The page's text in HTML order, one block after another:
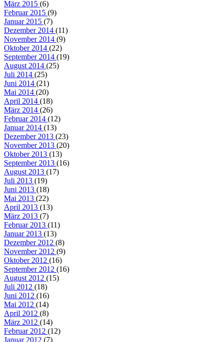
März 2015 (6)
Februar 2015 (9)
Januar 2015 (7)
Dezember 2014 (11)
November 2014 (9)
Oktober 2014 (22)
September 2014 (19)
August 2014 (25)
Juli 2014 (25)
Juni 2014 (21)
Mai 2014 (20)
April 2014 (18)
März 2014 (26)
Februar 2014 (12)
Januar 2014 (13)
Dezember 2013 (23)
November 2013 (20)
Oktober 2013 (13)
September 2013 (16)
August 2013 (17)
Juli 2013 (19)
Juni 2013 (18)
Mai 2013 (22)
April 2013 (13)
März 2013 (7)
Februar 2013 (11)
Januar 2013 (13)
Dezember 2012 (8)
November 2012 (9)
Oktober 2012 (16)
September 2012 (16)
August 2012 (15)
Juli 2012 (18)
Juni 2012 (16)
Mai 2012 (14)
April 2012 (8)
März 2012 (14)
Februar 2012 (12)
Januar 2012 (7)